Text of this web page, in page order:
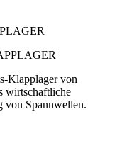
Klapplager von
wirtschaftliche
von Spannwellen.